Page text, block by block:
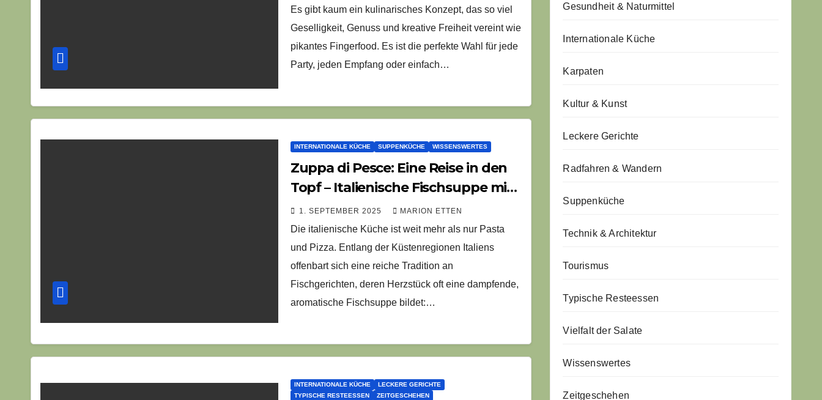
Es gibt kaum ein kulinarisches Konzept, das so viel
Geselligkeit, Genuss und kreative Freiheit vereint wie
pikantes Fingerfood. Es ist die perfekte Wahl für jede
Party, jeden Empfang oder einfach…
INTERNATIONALE KÜCHE SUPPENKÜCHE WISSENSWERTES
Zuppa di Pesce: Eine Reise in den
Topf – Italienische Fischsuppe mit
Geschichte und Geschmack
1. SEPTEMBER 2025 MARION ETTEN
Die italienische Küche ist weit mehr als nur Pasta
und Pizza. Entlang der Küstenregionen Italiens
offenbart sich eine reiche Tradition an
Fischgerichten, deren Herzstück oft eine dampfende,
aromatische Fischsuppe bildet:…
INTERNATIONALE KÜCHE
LECKERE GERICHTE
TYPISCHE RESTEESSEN
ZEITGESCHEHEN
Gesundheit & Naturmittel
Internationale Küche
Karpaten
Kultur & Kunst
Leckere Gerichte
Radfahren & Wandern
Suppenküche
Technik & Architektur
Tourismus
Typische Resteessen
Vielfalt der Salate
Wissenswertes
Zeitgeschehen